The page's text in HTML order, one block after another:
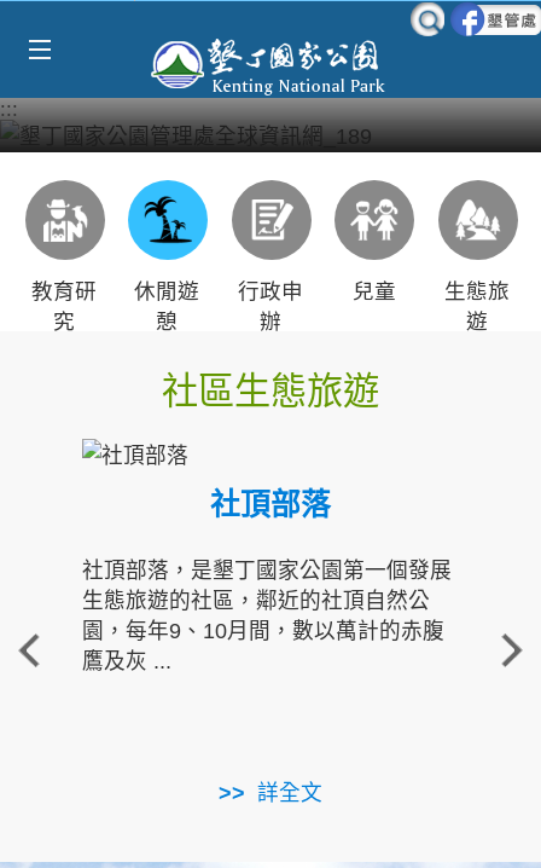
:::
教育研
究
休閒遊
憩
行政申
辦
兒童
生態旅
遊
社區生態旅遊
社頂部落
社頂部落，是墾丁國家公園第一個發展
生態旅遊的社區，鄰近的社頂自然公
園，每年9、10月間，數以萬計的赤腹
鷹及灰 ...
詳全文
重
走進